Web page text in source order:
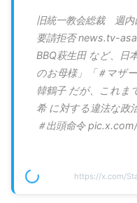
旧統一教会総裁 週
要請拒否 news.tv-
BBQ萩生田 など、日
のお母様」「＃マザ
韓鶴子 だが、これま
希 に対する違法な政
＃出頭命令
https://x.com/